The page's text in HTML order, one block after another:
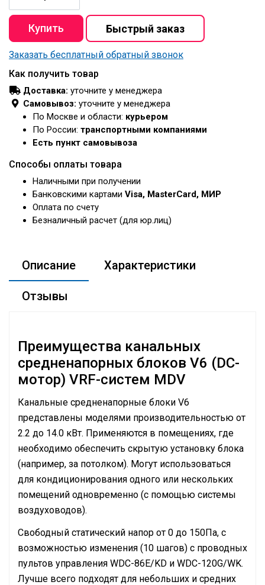
Заказать бесплатный обратный звонок
Как получить товар
Доставка: уточните у менеджера
Самовывоз: уточните у менеджера
По Москве и области: курьером
По России: транспортными компаниями
Есть пункт самовывоза
Способы оплаты товара
Наличными при получении
Банковскими картами Visa, MasterCard, МИР
Оплата по счету
Безналичный расчет (для юр.лиц)
Описание Характеристики
Отзывы
Преимущества канальных
средненапорных блоков V6 (DC-
мотор) VRF-систем MDV
Канальные средненапорные блоки V6
представлены моделями производительностью от
2.2 до 14.0 кВт. Применяются в помещениях, где
необходимо обеспечить скрытую установку блока
(например, за потолком). Могут использоваться
для кондиционирования одного или нескольких
помещений одновременно (с помощью системы
воздуховодов).
Свободный статический напор от 0 до 150Па, с
возможностью изменения (10 шагов) с проводных
пультов управления WDC-86E/KD и WDC-120G/WK.
Лучше всего подходят для небольших и средних